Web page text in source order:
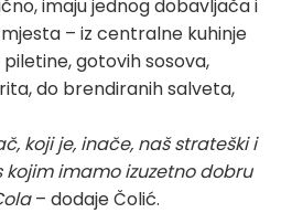
imaju jednog dobavljača i
– iz centralne kuhinje
gotovih sosova,
do brendiranih salveta,
koji je, inače, naš strateški i
imamo izuzetno dobru
– dodaje Čolić.